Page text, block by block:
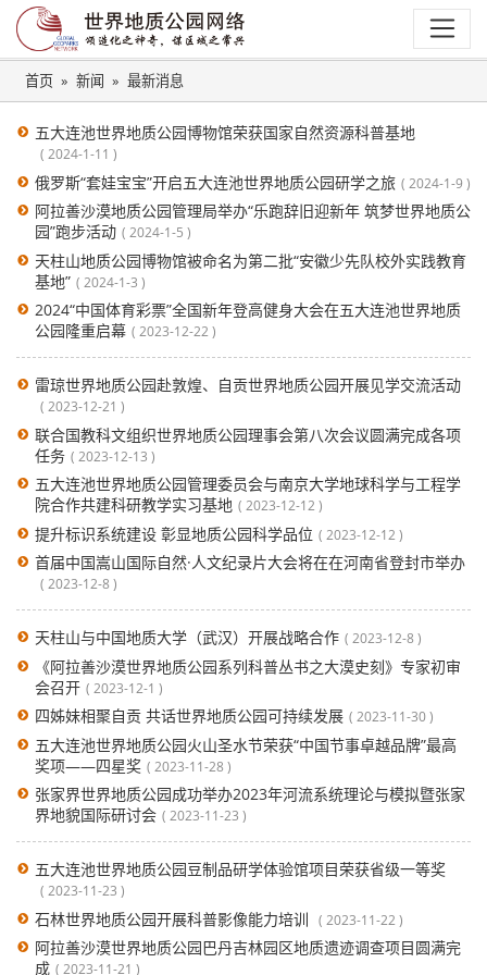
首页 新闻 最新消息
五大连池世界地质公园博物馆荣获国家自然资源科普基地
2024-1-11
俄罗斯“套娃宝宝”开启五大连池世界地质公园研学之旅 2024-1-9
阿拉善沙漠地质公园管理局举办“乐跑辞旧迎新年 筑梦世界地质公
园”跑步活动
2024-1-5
天柱山地质公园博物馆被命名为第二批“安徽少先队校外实践教育
基地”
2024-1-3
2024“中国体育彩票”全国新年登高健身大会在五大连池世界地质
公园隆重启幕
2023-12-22
雷琼世界地质公园赴敦煌、自贡世界地质公园开展见学交流活动
2023-12-21
联合国教科文组织世界地质公园理事会第八次会议圆满完成各项
任务
2023-12-13
五大连池世界地质公园管理委员会与南京大学地球科学与工程学
院合作共建科研教学实习基地
2023-12-12
提升标识系统建设 彰显地质公园科学品位 2023-12-12
首届中国嵩山国际自然·人文纪录片大会将在在河南省登封市举办
2023-12-8
天柱山与中国地质大学（武汉）开展战略合作 2023-12-8
《阿拉善沙漠世界地质公园系列科普丛书之大漠史刻》专家初审
会召开
2023-12-1
四姊妹相聚自贡 共话世界地质公园可持续发展 2023-11-30
五大连池世界地质公园火山圣水节荣获“中国节事卓越品牌”最高
奖项——四星奖
2023-11-28
张家界世界地质公园成功举办2023年河流系统理论与模拟暨张家
界地貌国际研讨会
2023-11-23
五大连池世界地质公园豆制品研学体验馆项目荣获省级一等奖
2023-11-23
石林世界地质公园开展科普影像能力培训 2023-11-22
阿拉善沙漠世界地质公园巴丹吉林园区地质遗迹调查项目圆满完
成
2023-11-21